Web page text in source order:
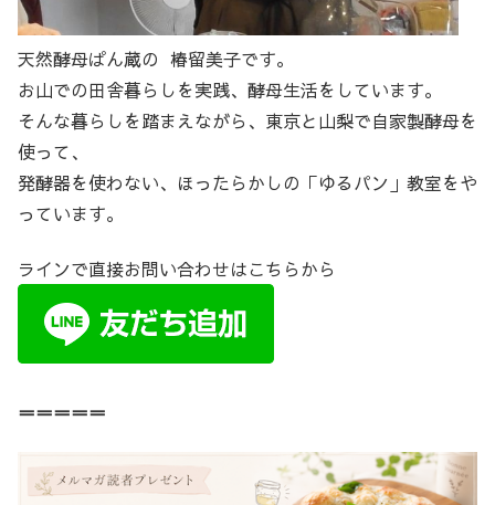
天然酵母ぱん蔵の 椿留美子です。
お山での田舎暮らしを実践、酵母生活をしています。
そんな暮らしを踏まえながら、東京と山梨で自家製酵母を
使って、
発酵器を使わない、ほったらかしの「ゆるパン」教室をや
っています。
ラインで直接お問い合わせはこちらから
＝＝＝＝＝